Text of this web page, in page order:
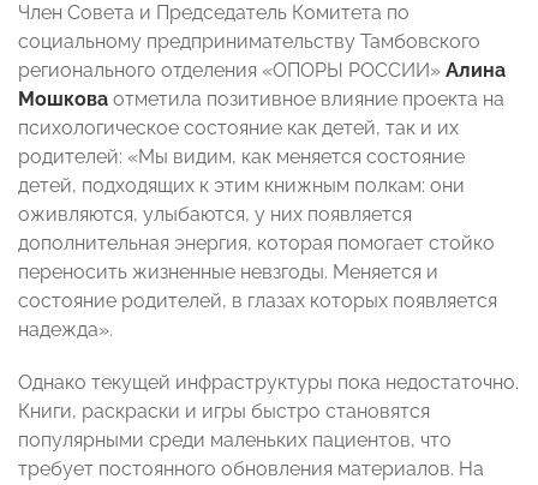
Член Совета и Председатель Комитета по
социальному предпринимательству Тамбовского
регионального отделения «ОПОРЫ РОССИИ» Алина
Мошкова отметила позитивное влияние проекта на
психологическое состояние как детей, так и их
родителей: «Мы видим, как меняется состояние
детей, подходящих к этим книжным полкам: они
оживляются, улыбаются, у них появляется
дополнительная энергия, которая помогает стойко
переносить жизненные невзгоды. Меняется и
состояние родителей, в глазах которых появляется
надежда».
Однако текущей инфраструктуры пока недостаточно.
Книги, раскраски и игры быстро становятся
популярными среди маленьких пациентов, что
требует постоянного обновления материалов. На